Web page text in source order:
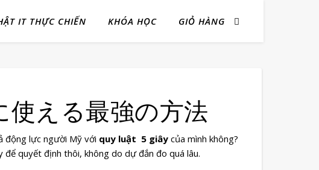
IT THỰC CHIẾN KHÓA HỌC GIỎ HÀNG
使える最強の方法
động lực người Mỹ với quy luật 5 giây của mình không?
để quyết định thôi, không do dự đắn đo quá lâu.